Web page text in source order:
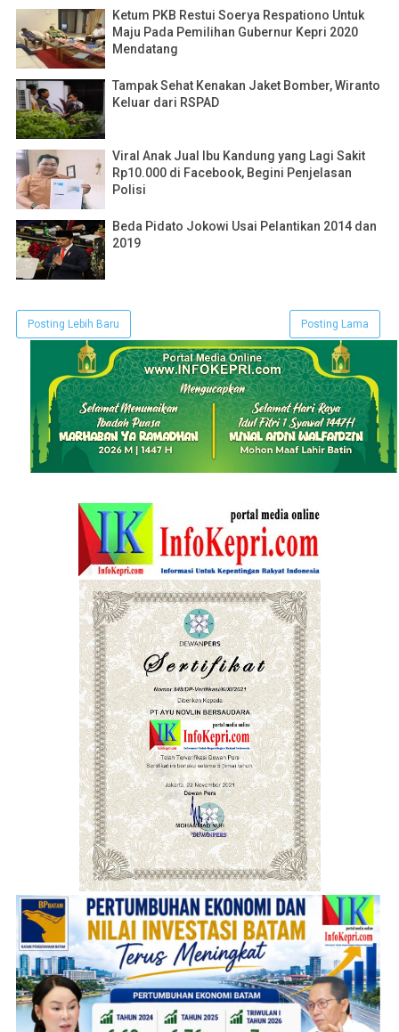
Ketum PKB Restui Soerya Respationo Untuk
Maju Pada Pemilihan Gubernur Kepri 2020
Mendatang
Tampak Sehat Kenakan Jaket Bomber, Wiranto
Keluar dari RSPAD
Viral Anak Jual Ibu Kandung yang Lagi Sakit
Rp10.000 di Facebook, Begini Penjelasan
Polisi
Beda Pidato Jokowi Usai Pelantikan 2014 dan
2019
Posting Lebih Baru Posting Lama